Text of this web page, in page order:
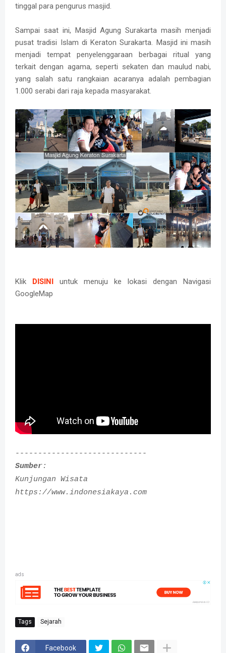
tinggal para pengurus masjid.
Sampai saat ini, Masjid Agung Surakarta masih menjadi
pusat tradisi Islam di Keraton Surakarta. Masjid ini masih
menjadi tempat penyelenggaraan berbagai ritual yang
terkait dengan agama, seperti sekaten dan maulud nabi,
yang salah satu rangkaian acaranya adalah pembagian
1.000 serabi dari raja kepada masyarakat.
Klik DISINI
untuk menuju ke lokasi dengan Navigasi
GoogleMap
-----------------------------
Sumber:
Kunjungan Wisata
https://www.indonesiakaya.com
ads
Tags Sejarah
Facebook